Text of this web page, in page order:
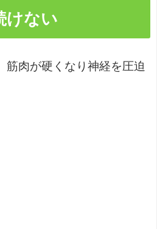
けない
筋肉が硬くなり神経を圧迫